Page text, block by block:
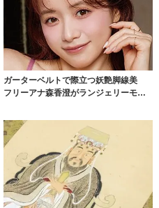
ガーターベルトで際立つ妖艶脚線美
フリーアナ森香澄がランジェリーモデ